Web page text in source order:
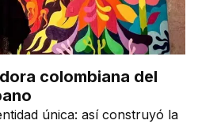
colombiana del
única: así construyó la